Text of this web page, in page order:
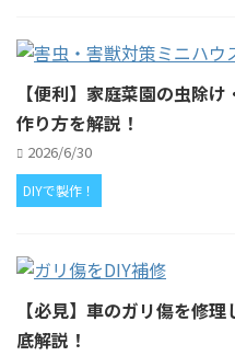
【便利】家庭菜園の虫除
作り方を解説！
2026/6/30
DIYで製作！
【必見】車のガリ傷を修
底解説！